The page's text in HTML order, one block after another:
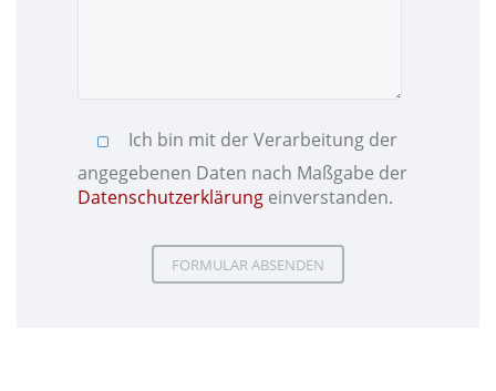
Ich bin mit der Verarbeitung der
angegebenen Daten nach Maßgabe der
Datenschutzerklärung einverstanden.
Please leave this field empty.
Please leave this field empty.